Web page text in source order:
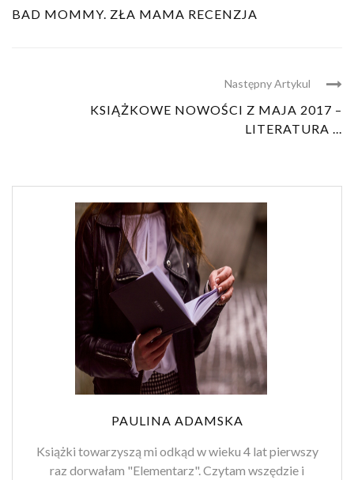
BAD MOMMY. ZŁA MAMA RECENZJA
Następny Artykul
KSIĄŻKOWE NOWOŚCI Z MAJA 2017 –
LITERATURA ...
PAULINA ADAMSKA
Książki towarzyszą mi odkąd w wieku 4 lat pierwszy
raz dorwałam "Elementarz". Czytam wszędzie i